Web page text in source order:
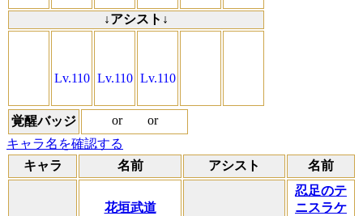
↓アシスト↓
Lv.110 Lv.110 Lv.110
覚醒バッジ or
or
キャラ名を確認する
キャラ
名前 アシスト 名前
花垣武道
忍足のテ
ニスラケ